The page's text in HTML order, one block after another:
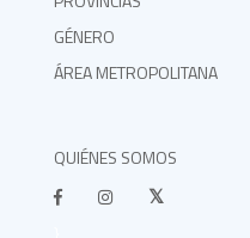
GÉNERO
ÁREA METROPOLITANA
QUIÉNES SOMOS